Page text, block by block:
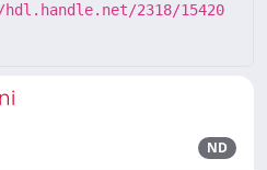
2318/15420
ND